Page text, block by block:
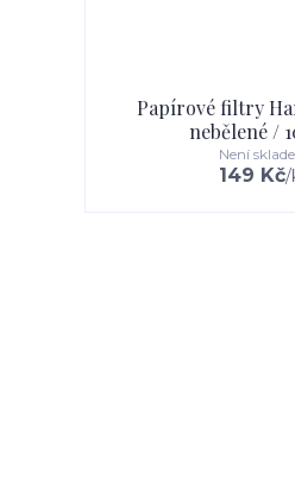
Papírové filtry
nebělené /
149 Kč/
Není